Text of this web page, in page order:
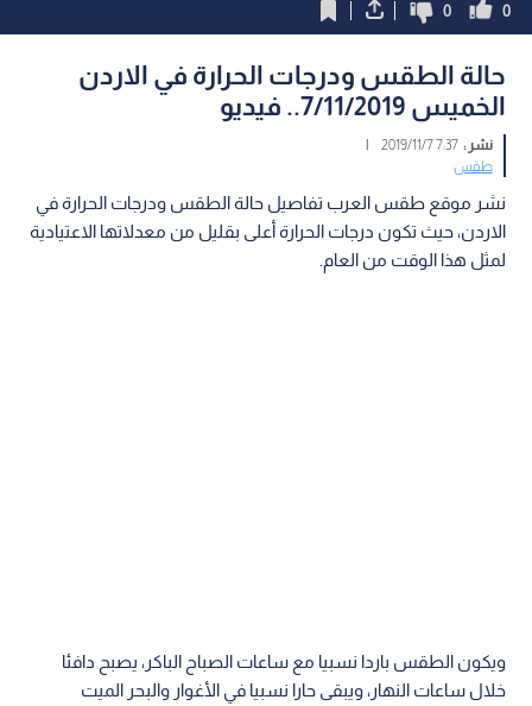
0
0
حالة الطقس ودرجات الحرارة في الاردن
الخميس 7/11/2019.. فيديو
نشر :7:37 2019/11/7
|
طقس
نشر موقع طقس العرب تفاصيل حالة الطقس ودرجات الحرارة في
الاردن، حيث تكون درجات الحرارة أعلى بقليل من معدلاتها الاعتيادية
لمثل هذا الوقت من العام.
ويكون الطقس باردا نسبيا مع ساعات الصباح الباكر، يصبح دافئا
خلال ساعات النهار، ويبقى حارا نسبيا في الأغوار والبحر الميت